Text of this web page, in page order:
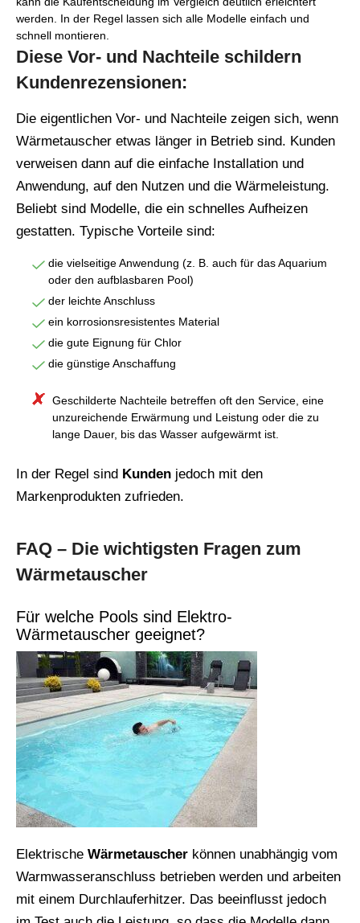
werden. In der Regel lassen sich alle Modelle einfach und
schnell montieren.
Diese Vor- und Nachteile schildern
Kundenrezensionen:
Die eigentlichen Vor- und Nachteile zeigen sich, wenn
Wärmetauscher etwas länger in Betrieb sind. Kunden
verweisen dann auf die einfache Installation und
Anwendung, auf den Nutzen und die Wärmeleistung.
Beliebt sind Modelle, die ein schnelles Aufheizen
gestatten. Typische Vorteile sind:
die vielseitige Anwendung (z. B. auch für das Aquarium
oder den aufblasbaren Pool)
der leichte Anschluss
ein korrosionsresistentes Material
die gute Eignung für Chlor
die günstige Anschaffung
Geschilderte Nachteile betreffen oft den Service, eine
unzureichende Erwärmung und Leistung oder die zu
lange Dauer, bis das Wasser aufgewärmt ist.
In der Regel sind Kunden jedoch mit den
Markenprodukten zufrieden.
FAQ – Die wichtigsten Fragen zum
Wärmetauscher
Für welche Pools sind Elektro-
Wärmetauscher geeignet?
Elektrische Wärmetauscher können unabhängig vom
Warmwasseranschluss betrieben werden und arbeiten
mit einem Durchlauferhitzer. Das beeinflusst jedoch